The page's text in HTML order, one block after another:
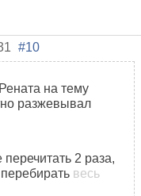
#10
на тему
разжевывал
2 раза,
весь